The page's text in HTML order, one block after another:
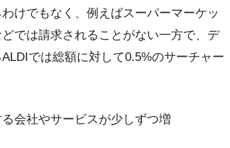
けでもなく、例えばスーパーマーケッ
では請求されることがない一方で、デ
では総額に対して0.5%のサーチャー
会社やサービスが少しずつ増